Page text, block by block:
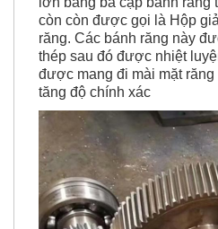
còn còn được gọi là Hộp
răng. Các bánh răng này
thép sau đó được nhiệt
được mang đi mài mặt
tăng độ chính xác